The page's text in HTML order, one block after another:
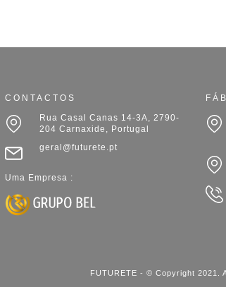
CONTACTOS
Rua Casal Canas 14-3A, 2790-
204 Carnaxide, Portugal
geral@futurete.pt
Uma Empresa :
FUTURETE - © Copyright 2021.